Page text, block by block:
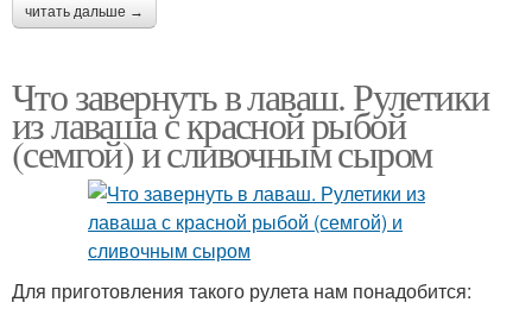
читать дальше →
Что завернуть в лаваш. Рулетики
из лаваша с красной рыбой
(семгой) и сливочным сыром
Для приготовления такого рулета нам понадобится: